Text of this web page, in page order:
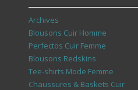
Archives
Blousons Cuir Homme
Perfectos Cuir Femme
Blousons Redskins
Tee-shirts Mode Femme
Chaussures & Baskets Cuir